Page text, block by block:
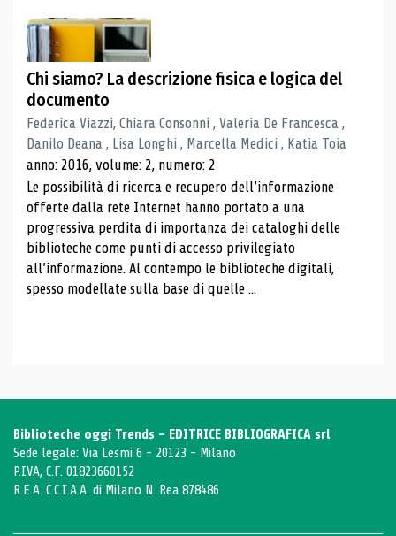
Chi siamo? La descrizione fisica e logica del
documento
Federica Viazzi, Chiara Consonni , Valeria De Francesca ,
Danilo Deana , Lisa Longhi , Marcella Medici , Katia Toia
anno: 2016, volume: 2, numero: 2
Le possibilità di ricerca e recupero dell’informazione
offerte dalla rete Internet hanno portato a una
progressiva perdita di importanza dei cataloghi delle
biblioteche come punti di accesso privilegiato
all’informazione. Al contempo le biblioteche digitali,
spesso modellate sulla base di quelle ...
Biblioteche oggi Trends - EDITRICE BIBLIOGRAFICA srl
Sede legale: Via Lesmi 6 - 20123 - Milano
P.IVA, C.F. 01823660152
R.E.A. C.C.I.A.A. di Milano N. Rea 878486